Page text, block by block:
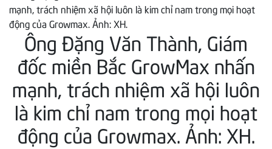
Ông Đặng Văn Thành, Giám
đốc miền Bắc GrowMax nhấn
mạnh, trách nhiệm xã hội luôn
là kim chỉ nam trong mọi hoạt
động của Growmax. Ảnh: XH.